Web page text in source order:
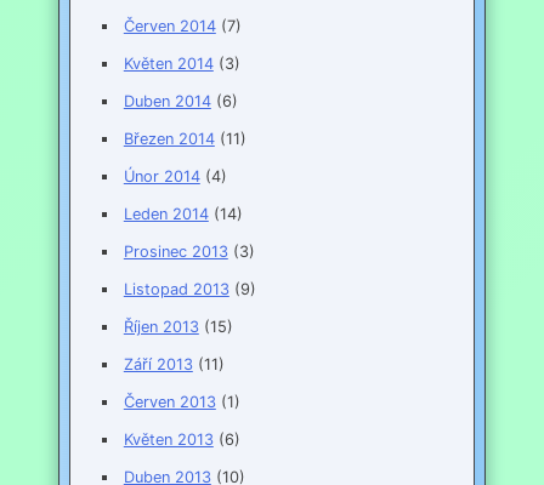
Červen 2014(7)
Květen 2014(3)
Duben 2014(6)
Březen 2014(11)
Únor 2014(4)
Leden 2014(14)
Prosinec 2013(3)
Listopad 2013(9)
Říjen 2013(15)
Září 2013(11)
Červen 2013(1)
Květen 2013(6)
Duben 2013(10)